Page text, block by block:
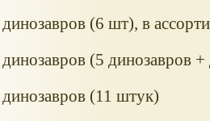
(6 шт), в
(5 динозавров +
(11 штук)